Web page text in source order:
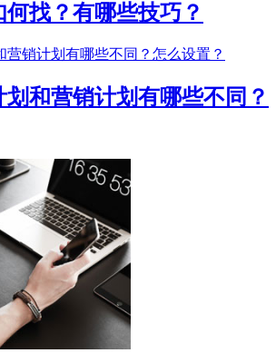
找？有哪些技巧？
和营销计划有哪些不同？